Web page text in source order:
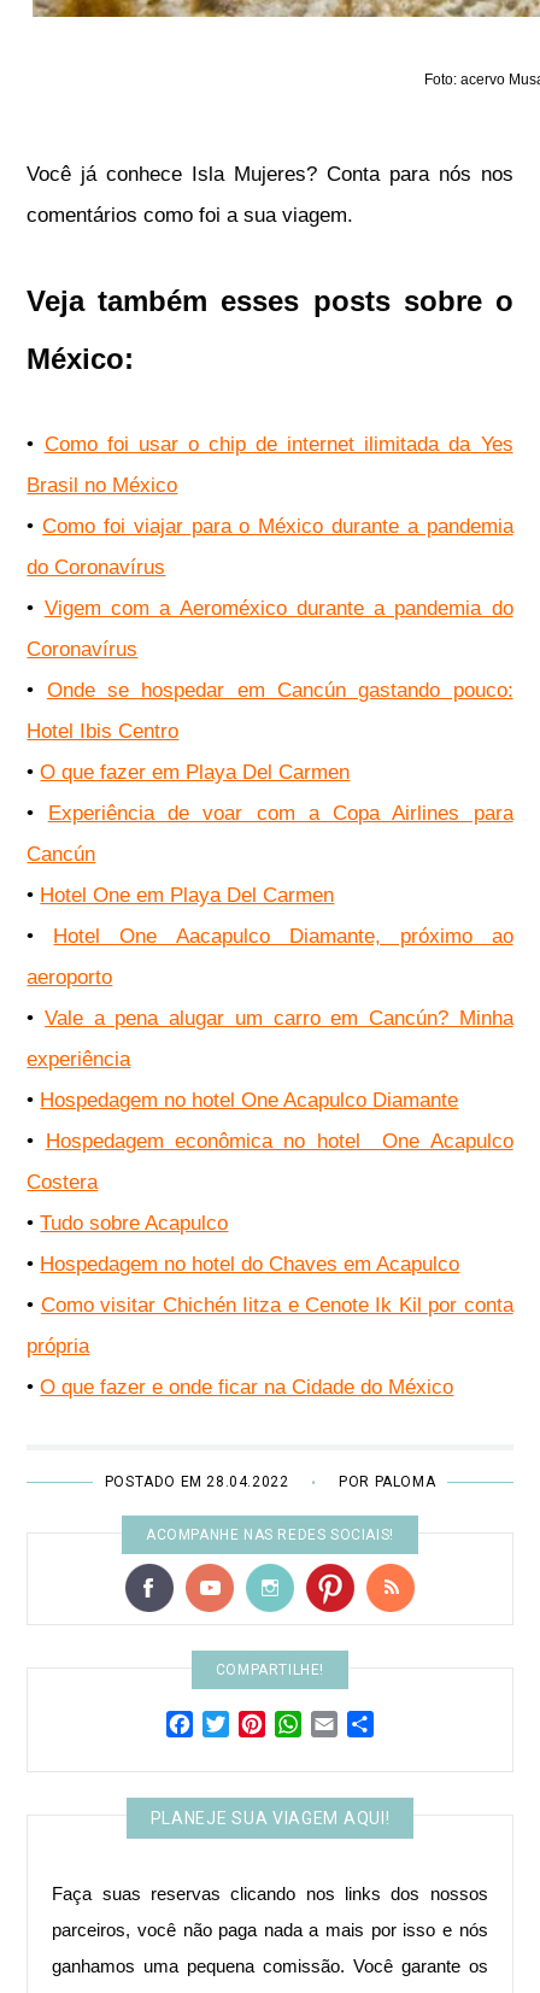
Foto: acervo
Você já conhece Isla Mujeres? Conta para nós nos
comentários como foi a sua viagem.
Veja também esses posts sobre o
México:
• Como foi usar o chip de internet ilimitada da Yes
Brasil no México
•Como foi viajar para o México durante a pandemia
do Coronavírus
• Vigem com a Aeroméxico durante a pandemia do
Coronavírus
• Onde se hospedar em Cancún gastando pouco:
Hotel Ibis Centro
•O que fazer em Playa Del Carmen
• Experiência de voar com a Copa Airlines para
Cancún
• Hotel One em Playa Del Carmen
• Hotel One Aacapulco Diamante, próximo ao
aeroporto
•Vale a pena alugar um carro em Cancún? Minha
experiência
• Hospedagem no hotel One Acapulco Diamante
• Hospedagem econômica no hotel One Acapulco
Costera
•Tudo sobre Acapulco
• Hospedagem no hotel do Chaves em Acapulco
• Como visitar Chichén Iitza e Cenote Ik Kil por conta
própria
•O que fazer e onde ficar na Cidade do México
POSTADO EM 28.04.2022 • POR PALOMA
ACOMPANHE NAS REDES SOCIAIS!
COMPARTILHE!
FacebookTwitterPinterestWhatsApp
Email
PLANEJE SUA VIAGEM AQUI!
Faça suas reservas clicando nos links dos nossos
parceiros, você não paga nada a mais por isso e nós
ganhamos uma pequena comissão. Você garante os